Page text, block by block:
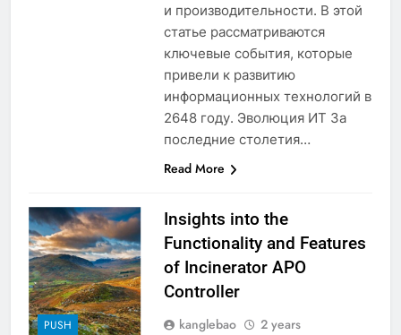
и производительности. В этой
статье рассматриваются
ключевые события, которые
привели к развитию
информационных технологий в
2648 году. Эволюция ИТ За
последние столетия…
Read More
PUSH
Insights into the
Functionality and Features
of Incinerator APO
Controller
kanglebao
2 years